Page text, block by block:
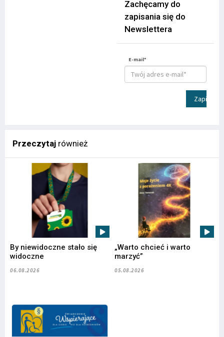
Zachęcamy do
zapisania się do
Newslettera
E-mail*
Zapisz
Przeczytaj również
By niewidoczne stało się
widoczne
06.08.2026
„Warto chcieć i warto
marzyć”
05.08.2026